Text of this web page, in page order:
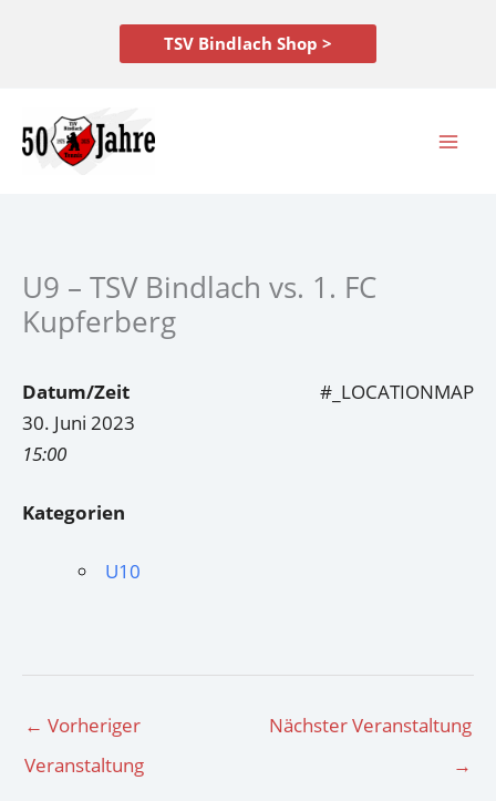
TSV Bindlach Shop >
U9 – TSV Bindlach vs. 1. FC
Kupferberg
#_LOCATIONMAP
Datum/Zeit
30. Juni 2023
15:00
Kategorien
U10
← Vorheriger
Veranstaltung
Nächster Veranstaltung
→